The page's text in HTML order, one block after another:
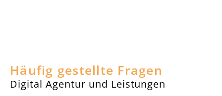
Häufig gestellte Fragen
Digital Agentur und Leistungen